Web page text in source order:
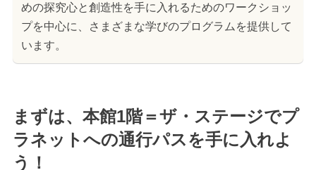
めの探究心と創造性を手に入れるためのワークショッ
プを中心に、さまざまな学びのプログラムを提供して
います。
まずは、本館1階＝ザ・ステージでプ
ラネットへの通行パスを手に入れよ
う！